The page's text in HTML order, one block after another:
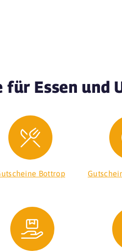
Essen und
Bottrop